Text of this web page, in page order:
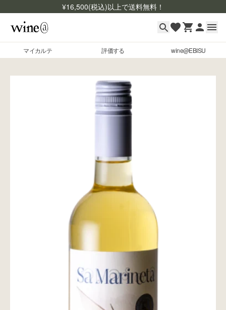
¥16,500(税込)以上で送料無料！
マイカルテ 評価する wine@EBISU
マイカルテ
wine@とは